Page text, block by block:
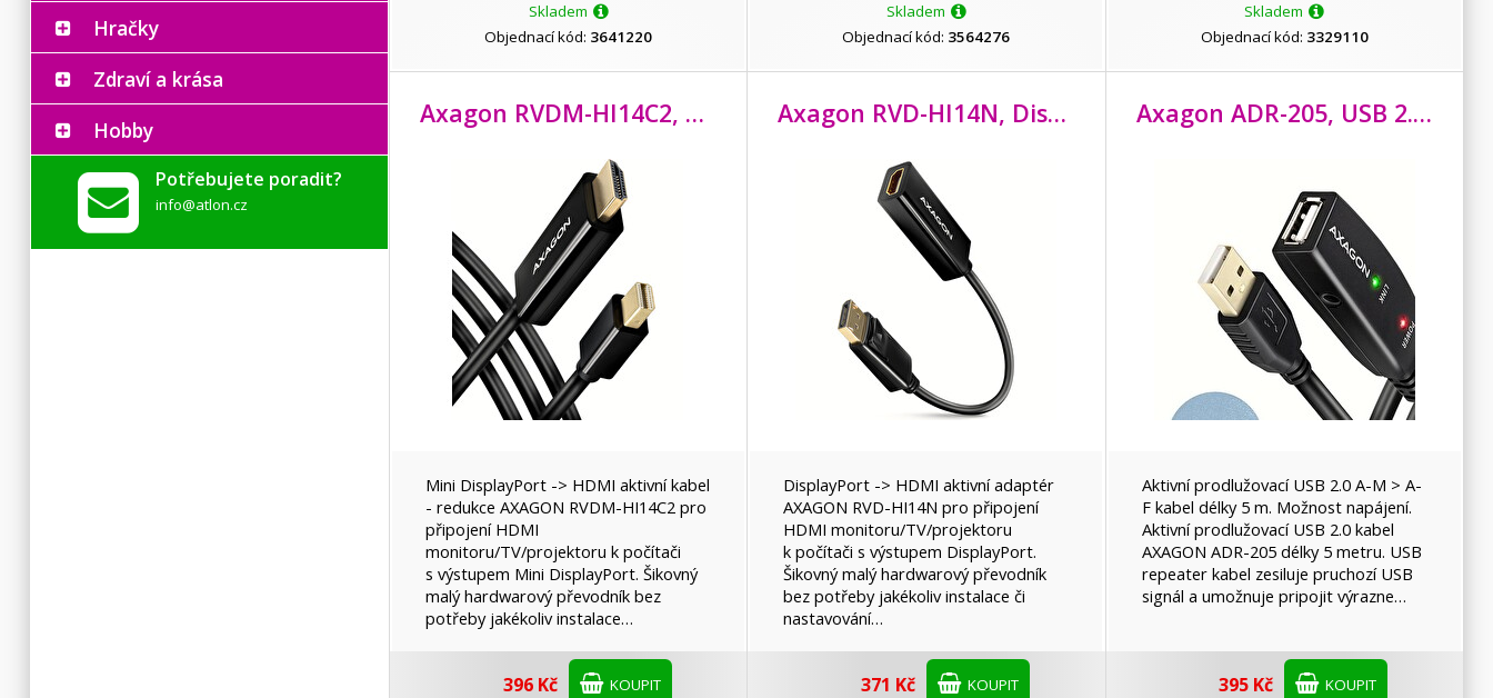
Hračky
Zdraví a krása
Hobby
Potřebujete poradit?
info@atlon.cz
Skladem
Objednací kód: 3641220
Skladem
Objednací kód: 3564276
Skladem
Objednací kód: 3329110
Axagon RVDM-HI14C2, Mini DisplayPort -> HDMI 1.4 redukce / kabel 1.8 m, 4K/ 30Hz
Mini DisplayPort -> HDMI aktivní kabel
- redukce AXAGON RVDM-HI14C2 pro
připojení HDMI
monitoru/TV/projektoru k počítači
s výstupem Mini DisplayPort. Šikovný
malý hardwarový převodník bez
potřeby jakékoliv instalace…
396 Kč KOUPIT
Axagon RVD-HI14N, DisplayPort -> HDMI 1.4 redukce / adaptér, 4K/
DisplayPort -> HDMI aktivní adaptér
AXAGON RVD-HI14N pro připojení
HDMI monitoru/TV/projektoru
k počítači s výstupem DisplayPort.
Šikovný malý hardwarový převodník
bez potřeby jakékoliv instalace či
nastavování…
371 Kč KOUPIT
Axagon ADR-205, USB 2.0 A-M -> A-F aktivní prodlužovací / repeater kabel, 5m
Aktivní prodlužovací USB 2.0 A-M > A-
F kabel délky 5 m. Možnost napájení.
Aktivní prodlužovací USB 2.0 kabel
AXAGON ADR-205 délky 5 metru. USB
repeater kabel zesiluje pruchozí USB
signál a umožnuje pripojit výrazne…
395 Kč KOUPIT